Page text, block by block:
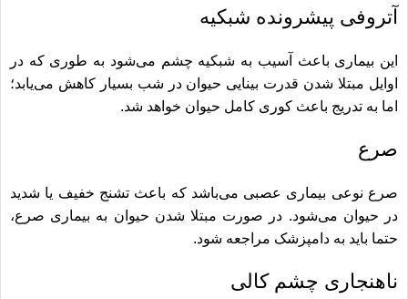
آتروفی پیشرونده شبکیه
این بیماری باعث آسیب به شبکیه چشم می‌شود به طوری که در
اوایل مبتلا شدن قدرت بینایی حیوان در شب بسیار کاهش می‌یابد؛
اما به تدریج باعث کوری کامل حیوان خواهد شد.
صرع
صرع نوعی بیماری عصبی می‌باشد که باعث تشنج خفیف یا شدید
در حیوان می‌شود. در صورت مبتلا شدن حیوان به بیماری صرع،
حتما باید به دامپزشک مراجعه شود.
ناهنجاری چشم کالی